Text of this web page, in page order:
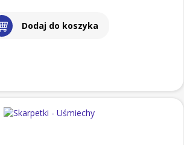
Dodaj do koszyka